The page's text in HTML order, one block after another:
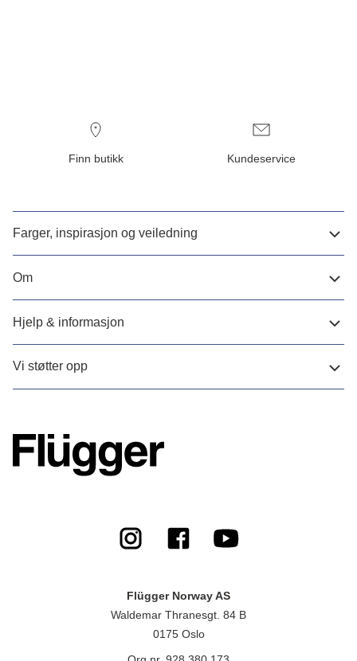
Finn butikk Kundeservice
Farger, inspirasjon og veiledning
Om
Hjelp & informasjon
Vi støtter opp
Flügger Norway AS
Waldemar Thranesgt. 84 B
0175 Oslo